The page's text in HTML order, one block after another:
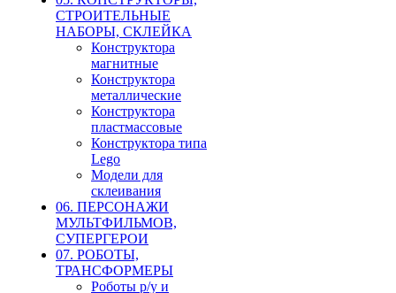
СТРОИТЕЛЬНЫЕ
НАБОРЫ, СКЛЕЙКА
Конструктора
магнитные
Конструктора
металлические
Конструктора
пластмассовые
Конструктора типа
Lego
Модели для
склеивания
06. ПЕРСОНАЖИ
МУЛЬТФИЛЬМОВ,
СУПЕРГЕРОИ
07. РОБОТЫ,
ТРАНСФОРМЕРЫ
Роботы р/у и